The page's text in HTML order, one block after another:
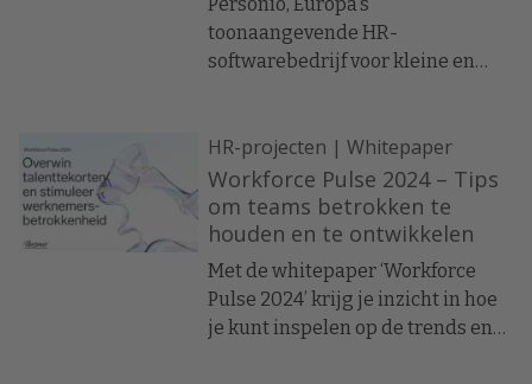
Personio, Europa's
toonaangevende HR-
softwarebedrijf voor kleine en
nieuwe Chief Revenue Officer
(CRO). Lacor zal leiding geven aan
de Revenue and Success
organisatie en zal toetreden tot
het executive team van het bedrijf.
HR-projecten | Whitepaper
Workforce Pulse 2024 – Tips
om teams betrokken te
houden en te ontwikkelen
Met de whitepaper ‘Workforce
Pulse 2024’ krijg je inzicht in hoe
je kunt inspelen op de trends en